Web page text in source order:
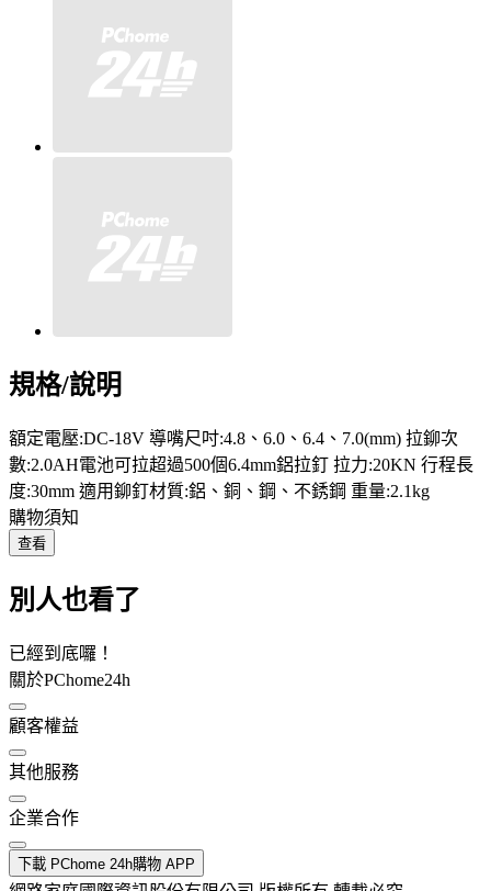
規格/說明
額定電壓:DC-18V 導嘴尺吋:4.8、6.0、6.4、7.0(mm) 拉鉚次
數:2.0AH電池可拉超過500個6.4mm鋁拉釘 拉力:20KN 行程長
度:30mm 適用鉚釘材質:鋁、銅、鋼、不銹鋼 重量:2.1kg
購物須知
查看
別人也看了
已經到底囉！
關於PChome24h
顧客權益
其他服務
企業合作
下載 PChome 24h購物 APP